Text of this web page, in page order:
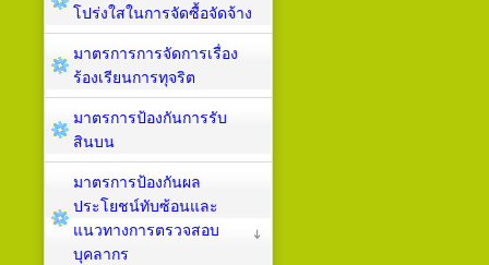
โปร่งใสในการจัดซื้อจัดจ้าง
มาตรการการจัดการเรื่อง
ร้องเรียนการทุจริต
มาตรการป้องกันการรับ
สินบน
มาตรการป้องกันผล
ประโยชน์ทับซ้อนและ
แนวทางการตรวจสอบ
บุคลากร